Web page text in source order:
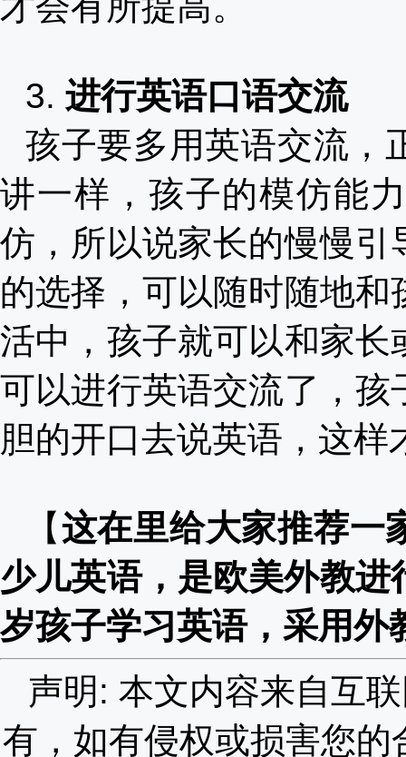
3. 进行英语口语交流
孩子要多用英语交流，
讲一样，孩子的模仿能
仿，所以说家长的慢慢
的选择，可以随时随地
活中，孩子就可以和家
可以进行英语交流了，
胆的开口去说英语，这样
【这在里给大家推荐一
少儿英语，是欧美外教
岁孩子学习英语，采用外
声明: 本文内容来自互
有，如有侵权或损害您